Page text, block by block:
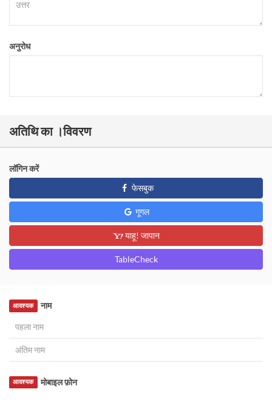
अनुरोध
अतिथि का ।विवरण
लॉगिन करें
फेसबुक
गूगल
याहू! जापान
TableCheck
नाम
आवश्यक
मोबाइल फ़ोन
आवश्यक